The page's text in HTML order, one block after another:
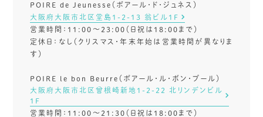
POIRE de Jeunesse（ポアール･ド･ジュネス）
大阪府大阪市北区堂島1-2-13 翁ビル1F
営業時間：11:00〜23:00（日祝は18:00まで）
定休日：なし（クリスマス・年末年始は営業時間が異なりま
す）
POIRE le bon Beurre（ポアール・ル・ボン・ブール）
大阪府大阪市北区曾根崎新地1-2-22 北リンデンビル
1F
営業時間：11:00〜21:30（日祝は18:00まで）